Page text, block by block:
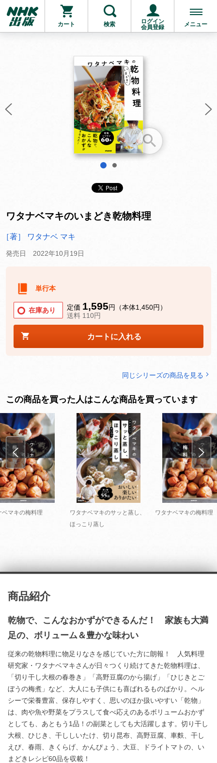
カート 検索
ログイン
会員登録
メニュー
お支払いに進む
他にも商品を買う
1
ワタナベマキのいまどき乾物料理
［著］ ワタナベ マキ
発売日 2022年10月19日
単行本
在庫あり 定価 1,595円（本体1,450円）
送料 110円
カートに入れる
同じシリーズの商品を見る
この商品を買った人はこんな商品を買っています
ベマキの梅料理
ワタナベマキのサッと蒸し、
ほっこり蒸し
ワタナベマキの梅料理
商品紹介
乾物で、こんなおかずができるんだ！ 家族も大満
足の、ボリューム＆豊かな味わい
従来の乾物料理に物足りなさを感じていた方に朗報！ 人気料理
研究家・ワタナベマキさんが日々つくり続けてきた乾物料理は、
「切り干し大根の春巻き」「高野豆腐のから揚げ」「ひじきとご
ぼうの梅煮」など、大人にも子供にも喜ばれるものばかり。ヘル
シーで栄養豊富、保存しやすく、思いのほか扱いやすい「乾物」
は、肉や魚や野菜をプラスして食べ応えのあるボリュームおかず
としても、あともう1品！の副菜としても大活躍します。切り干し
大根、ひじき、干ししいたけ、切り昆布、高野豆腐、車麩、干し
えび、春雨、きくらげ、かんぴょう、大豆、ドライトマトの、い
まどきレシピ60品を収載！